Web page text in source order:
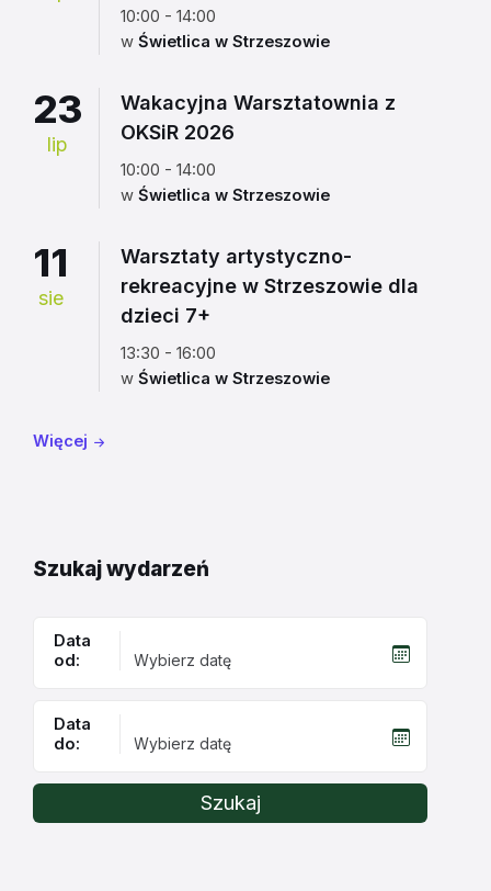
10:00 - 14:00
w Świetlica w Strzeszowie
23
lip
Wakacyjna Warsztatownia z
OKSiR 2026
10:00 - 14:00
w Świetlica w Strzeszowie
11
sie
Warsztaty artystyczno-
rekreacyjne w Strzeszowie dla
dzieci 7+
13:30 - 16:00
w Świetlica w Strzeszowie
Więcej
Szukaj wydarzeń
Data
od:
Data
do:
Szukaj